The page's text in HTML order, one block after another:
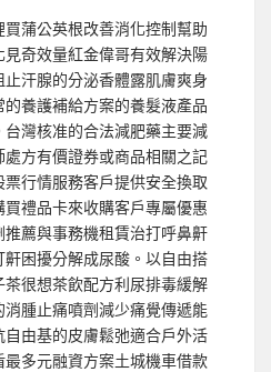
蒲公英根改善消化控制幫助
奇效量紅金偉哥有效解決陽
汗腺的分泌香體露肌膚爽身
養護補給方案的養髮液產品
灣核准的合法減肥藥主要減
方有價證券或商品相關之記
行情服務客戶提供安全換取
禮品卡來收購客戶專屬優惠
薦與事務機租賃治打呼鼻鼾
困擾分解成尿酸。以自由搭
很想茶飲配方利尿排毒緩解
腫止痛噴劑減少痛覺傳遞能
由基的皮膚鬆弛適合戶外活
多元融資方案土城機車借款